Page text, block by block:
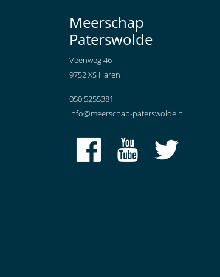
Meerschap
Paterswolde
Veenweg 46
9752 XS Haren
050 5255381
info@meerschap-paterswolde.nl